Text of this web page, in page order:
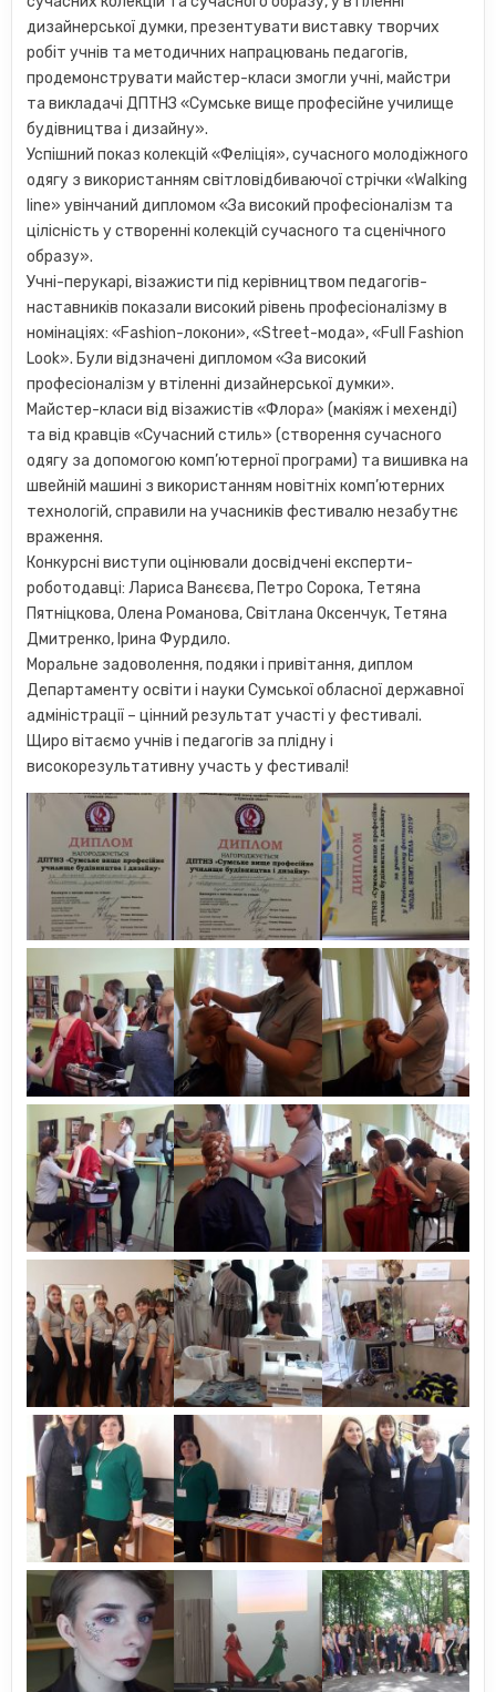
дизайнерської думки, презентувати виставку творчих
робіт учнів та методичних напрацювань педагогів,
продемонструвати майстер-класи змогли учні, майстри
та викладачі ДПТНЗ «Сумське вище професійне училище
будівництва і дизайну».
Успішний показ колекцій «Феліція», сучасного молодіжного
одягу з використанням світловідбиваючої стрічки «Walking
line» увінчаний дипломом «За високий професіоналізм та
цілісність у створенні колекцій сучасного та сценічного
образу».
Учні-перукарі, візажисти під керівництвом педагогів-
наставників показали високий рівень професіоналізму в
номінаціях: «Fashion-локони», «Street-мода», «Full Fashion
Look». Були відзначені дипломом «За високий
професіоналізм у втіленні дизайнерської думки».
Майстер-класи від візажистів «Флора» (макіяж і мехенді)
та від кравців «Сучасний стиль» (створення сучасного
одягу за допомогою комп’ютерної програми) та вишивка на
швейній машині з використанням новітніх комп’ютерних
технологій, справили на учасників фестивалю незабутнє
враження.
Конкурсні виступи оцінювали досвідчені експерти-
роботодавці: Лариса Ванєєва, Петро Сорока, Тетяна
Пятніцкова, Олена Романова, Світлана Оксенчук, Тетяна
Дмитренко, Ірина Фурдило.
Моральне задоволення, подяки і привітання, диплом
Департаменту освіти і науки Сумської обласної державної
адміністрації – цінний результат участі у фестивалі.
Щиро вітаємо учнів і педагогів за плідну і
високорезультативну участь у фестивалі!